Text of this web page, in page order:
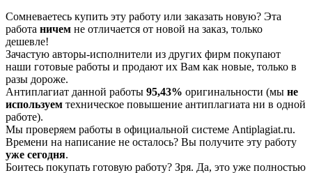
Сомневаетесь купить эту работу или заказать новую? Эта
работа ничем не отличается от новой на заказ, только
дешевле!
Зачастую авторы-исполнители из других фирм покупают
наши готовые работы и продают их Вам как новые, только в
разы дороже.
Антиплагиат данной работы 95,43% оригинальности (мы не
используем техническое повышение антиплагиата ни в одной
работе).
Мы проверяем работы в официальной системе Аntiplagiat.ru.
Времени на написание не осталось? Вы получите эту работу
уже сегодня.
Боитесь покупать готовую работу? Зря. Да, это уже полностью